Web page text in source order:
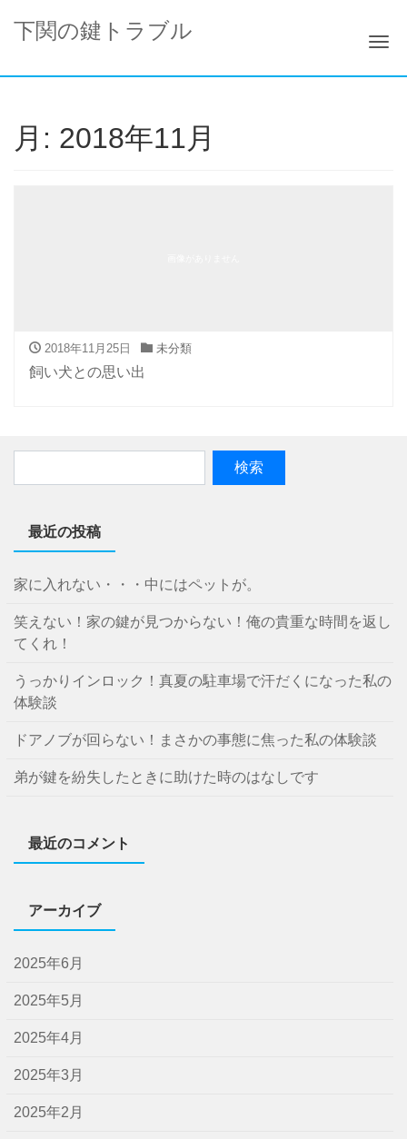
下関の鍵トラブル
ナ
月: 2018年11月
2018年11月25日 未分類
飼い犬との思い出
最近の投稿
家に入れない・・・中にはペットが。
笑えない！家の鍵が見つからない！俺の貴重な時間を返し
てくれ！
うっかりインロック！真夏の駐車場で汗だくになった私の
体験談
ドアノブが回らない！まさかの事態に焦った私の体験談
弟が鍵を紛失したときに助けた時のはなしです
最近のコメント
アーカイブ
2025年6月
2025年5月
2025年4月
2025年3月
2025年2月